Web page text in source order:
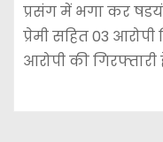
प्रसंग में भगा कर
प्रेमी सहित 03
आरोपी की गिरफ्तारी